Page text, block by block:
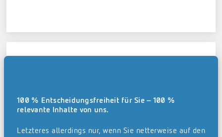
100 % Entscheidungsfreiheit für Sie – 100 %
relevante Inhalte von uns.
Letzteres allerdings nur, wenn Sie netterweise auf den
Linse & Ehrlicher Rechtsanwaltsgesellschaft mbH